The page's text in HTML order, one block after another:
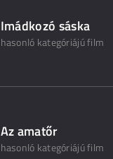
Imádkozó sáska
hasonló kategóriájú film
Az amatőr
hasonló kategóriájú film